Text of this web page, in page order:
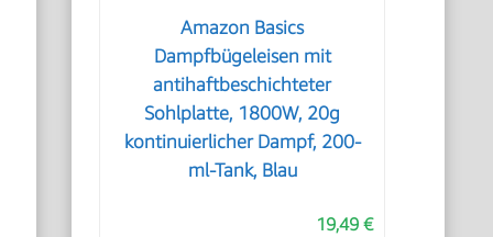
Amazon Basics
Dampfbügeleisen mit
antihaftbeschichteter
Sohlplatte, 1800W, 20g
kontinuierlicher Dampf, 200-
ml-Tank, Blau
19,49 €